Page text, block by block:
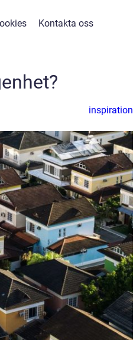
Kontakta oss
inspiration